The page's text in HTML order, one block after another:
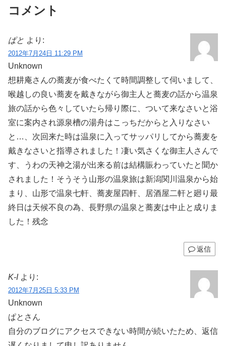
コメント
ぱと より:
2012年7月24日 11:29 PM
Unknown
想耕庵さんの蕎麦が食べたくて時間調整して伺いまして、
喉越しの良い蕎麦を戴きながら御主人と蕎麦の話から温泉
旅の話から色々していたら帰り際に、ついて来なさいと浴
室に案内され源泉槽の湯舟はこっちだからと入りなさい
と…、次回来た時は温泉に入ってサッパリしてから蕎麦を
戴きなさいと指導されました！凄い気さくな御主人さんで
す、うわの天神之湯が出来る前は結構賑わっていたと聞か
されました！そうそう山形の温泉旅は新潟関川温泉から始
まり、山形で温泉七軒、蕎麦屋四軒、居酒屋二軒と廻り最
終日は天候不良の為、長野県の温泉と蕎麦は中止と成りま
した！残念
返信
K-I より:
2012年7月25日 5:33 PM
Unknown
ぱとさん
自分のブログにアクセスできない時間が続いたため、返信